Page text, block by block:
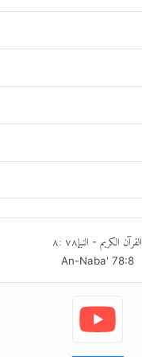
القرآن الكريم - النبإ٧٨:٨
An-Naba' 78:8